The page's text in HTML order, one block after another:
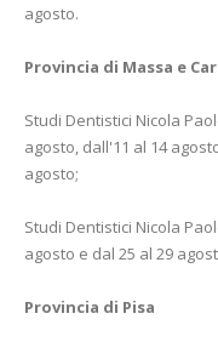
agosto.
Provincia di Massa e
Studi Dentistici Nicola
agosto, dall'11 al 14
agosto;
Studi Dentistici Nicola
agosto e dal 25 al 29
Provincia di Pisa